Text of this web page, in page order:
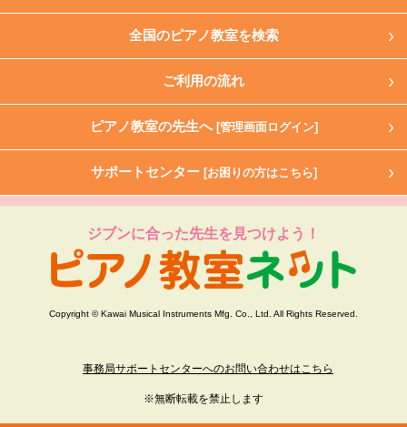
全国のピアノ教室を検索
ご利用の流れ
ピアノ教室の先生へ [管理画面ログイン]
サポートセンター [お困りの方はこちら]
ジブンに合った先生を見つけよう！
Copyright © Kawai Musical Instruments Mfg. Co., Ltd. All Rights Reserved.
事務局サポートセンターへのお問い合わせはこちら
※無断転載を禁止します